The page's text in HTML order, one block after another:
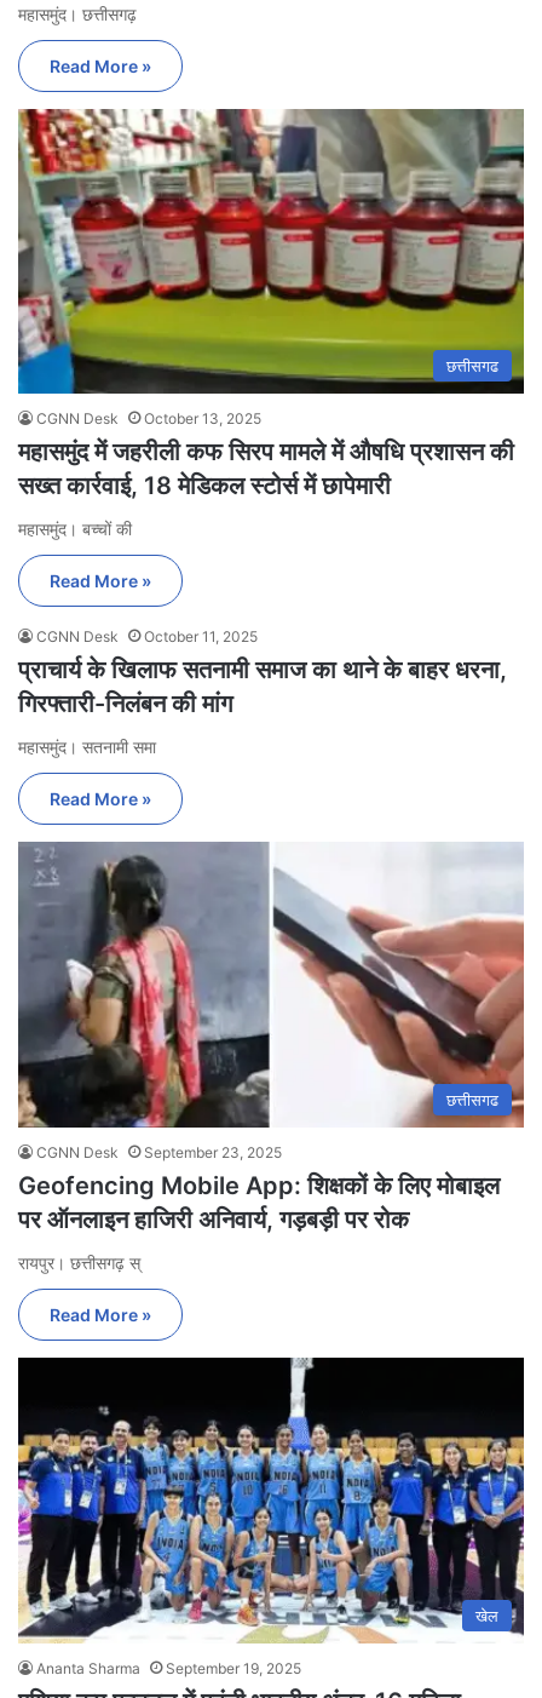
महासमुंद। छत्तीसगढ़
Read More »
छत्तीसगढ
CGNN Desk October 13, 2025
महासमुंद में जहरीली कफ सिरप मामले में औषधि प्रशासन की
सख्त कार्रवाई, 18 मेडिकल स्टोर्स में छापेमारी
महासमुंद। बच्चों की
Read More »
CGNN Desk October 11, 2025
प्राचार्य के खिलाफ सतनामी समाज का थाने के बाहर धरना,
गिरफ्तारी-निलंबन की मांग
महासमुंद। सतनामी समा
Read More »
छत्तीसगढ
CGNN Desk September 23, 2025
Geofencing Mobile App: शिक्षकों के लिए मोबाइल
पर ऑनलाइन हाजिरी अनिवार्य, गड़बड़ी पर रोक
रायपुर। छत्तीसगढ़ स्
Read More »
खेल
Ananta Sharma September 19, 2025